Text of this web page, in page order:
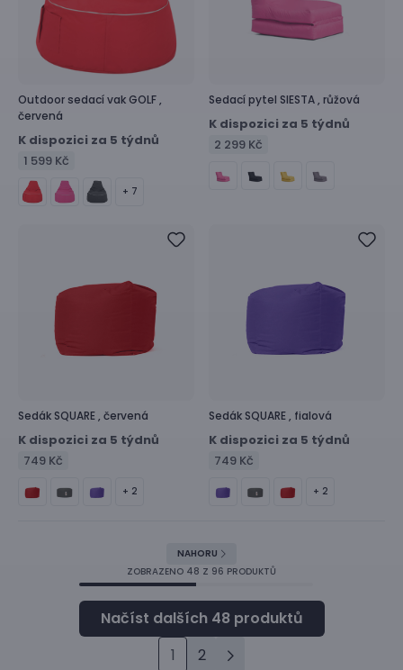
Outdoor sedací vakGOLF ,
červená
K dispozici za 5 týdnů
1 599 Kč
+ 7
Sedací pytel SIESTA , růžová
K dispozici za 5 týdnů
2 299 Kč
SedákSQUARE , červená
K dispozici za 5 týdnů
749 Kč
+ 2
SedákSQUARE , fialová
K dispozici za 5 týdnů
749 Kč
+ 2
NAHORU
ZOBRAZENO 48 Z 96 PRODUKTŮ
1 2